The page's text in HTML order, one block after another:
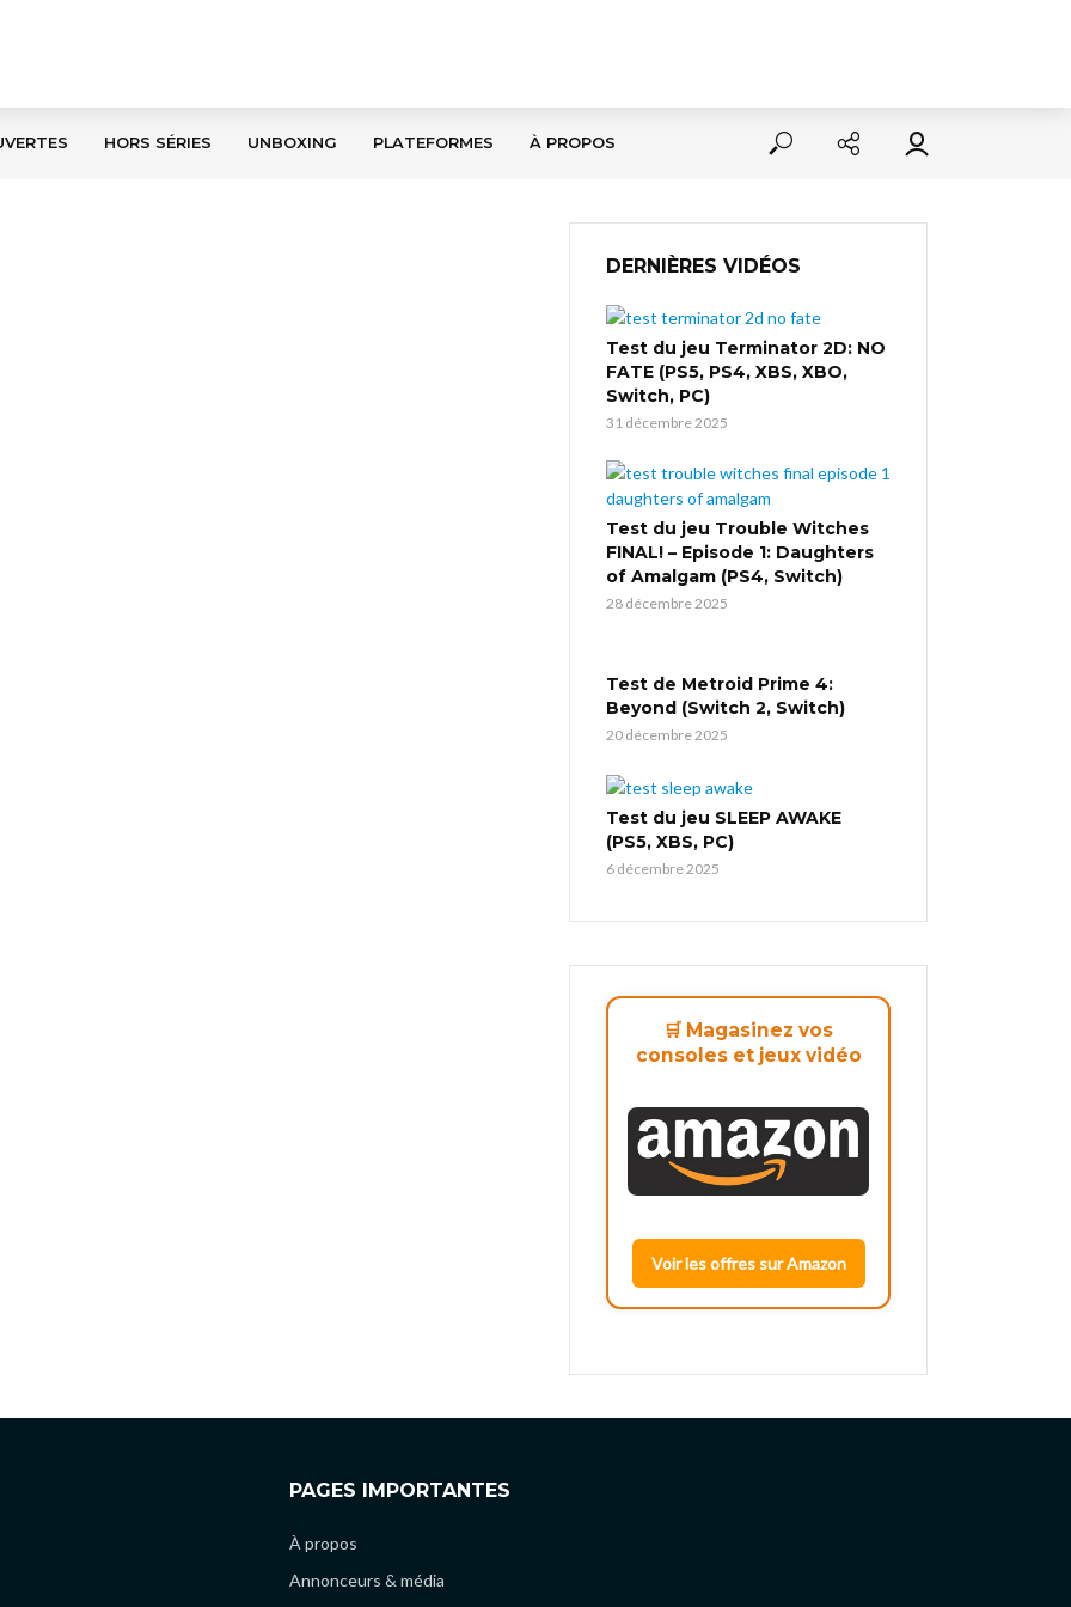
HORS SÉRIES UNBOXING PLATEFORMES À PROPOS
DERNIÈRES VIDÉOS
Test du jeu Terminator 2D: NO
FATE (PS5, PS4, XBS, XBO,
Switch, PC)
31 décembre 2025
Test du jeu Trouble Witches
FINAL! – Episode 1: Daughters
of Amalgam (PS4, Switch)
28 décembre 2025
Test de Metroid Prime 4:
Beyond (Switch 2, Switch)
20 décembre 2025
Test du jeu SLEEP AWAKE
(PS5, XBS, PC)
6 décembre 2025
🛒 Magasinez vos
consoles et jeux vidéo
Voir les offres sur Amazon
PAGES IMPORTANTES
À propos
Annonceurs & média